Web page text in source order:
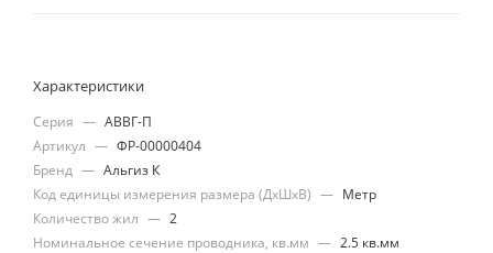
Характеристики
Серия — АВВГ-П
Артикул — ФР-00000404
Бренд — Альгиз К
Код единицы измерения размера (ДхШхВ) — Метр
Количество жил — 2
Номинальное сечение проводника, кв.мм — 2.5 кв.мм